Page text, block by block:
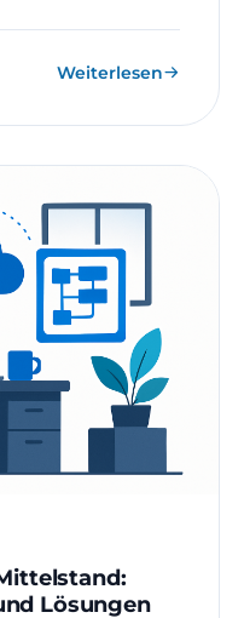
Weiterlesen
Lösungen